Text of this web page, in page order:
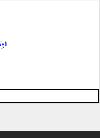
ایمان غلامی
بابک جهانبخش